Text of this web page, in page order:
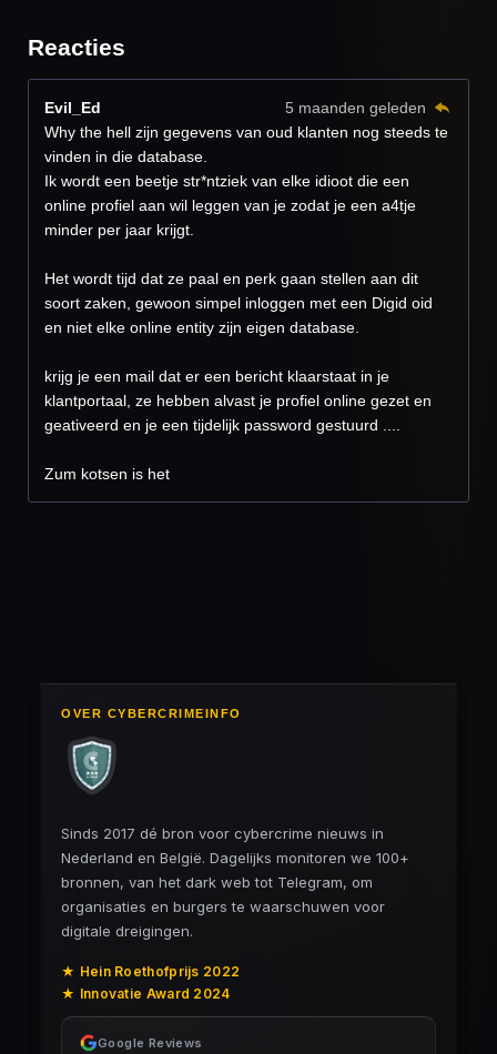
Reacties
Evil_Ed
5 maanden geleden
Why the hell zijn gegevens van oud klanten nog steeds te
vinden in die database.
Ik wordt een beetje str*ntziek van elke idioot die een
online profiel aan wil leggen van je zodat je een a4tje
minder per jaar krijgt.
Het wordt tijd dat ze paal en perk gaan stellen aan dit
soort zaken, gewoon simpel inloggen met een Digid oid
en niet elke online entity zijn eigen database.
krijg je een mail dat er een bericht klaarstaat in je
klantportaal, ze hebben alvast je profiel online gezet en
geativeerd en je een tijdelijk password gestuurd ....
Zum kotsen is het
OVER CYBERCRIMEINFO
Sinds 2017 dé bron voor cybercrime nieuws in
Nederland en België. Dagelijks monitoren we 100+
bronnen, van het dark web tot Telegram, om
organisaties en burgers te waarschuwen voor
digitale dreigingen.
★ Hein Roethofprijs 2022
★ Innovatie Award 2024
Google Reviews